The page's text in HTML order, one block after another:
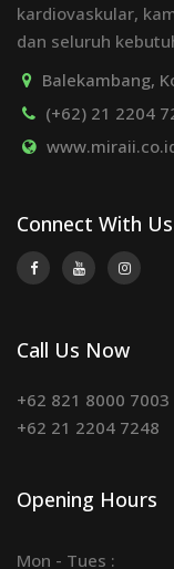
kardiovaskular,
dan seluruh
Balekambang,
(+62) 21 2204
Connect With Us
Call Us Now
+62 821 8000 7003
+62 21 2204 7248
Opening Hours
Mon - Tues :